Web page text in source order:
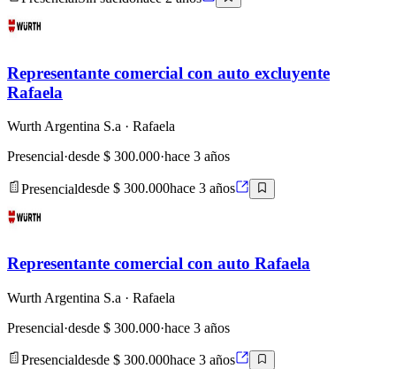
Representante comercial con auto excluyente
Rafaela
Wurth Argentina S.a · Rafaela
Presencial·desde $ 300.000·hace 3 años
Presencialdesde $ 300.000hace 3 años
Representante comercial con auto Rafaela
Wurth Argentina S.a · Rafaela
Presencial·desde $ 300.000·hace 3 años
Presencialdesde $ 300.000hace 3 años